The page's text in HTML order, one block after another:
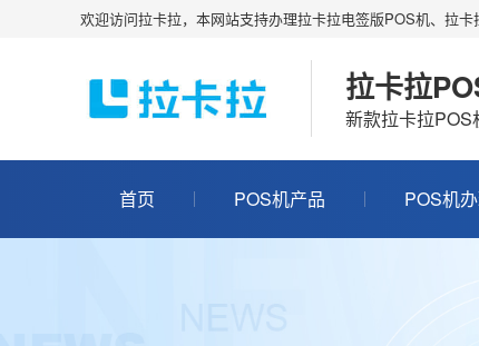
欢迎访问拉卡拉，本网站支持办理拉卡拉电签版POS机、拉卡
拉卡拉
新款拉卡拉POS
首页 POS机产品 POS机